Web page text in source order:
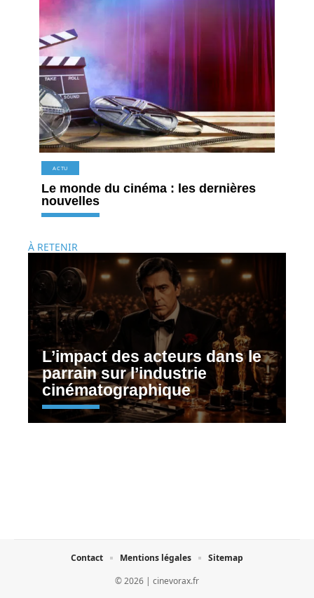
ACTU
Le monde du cinéma : les dernières
nouvelles
À RETENIR
L’impact des acteurs dans le
parrain sur l’industrie
cinématographique
© 2026 | cinevorax.fr
Contact Mentions légales Sitemap